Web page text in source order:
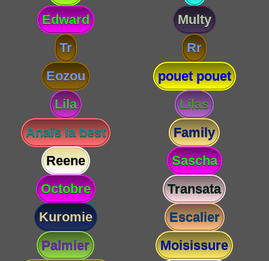
Edward
Multy
Tr
Rr
Eozou
pouet pouet
Lila
Lilas
Anaïs la best
Family
Reene
Sascha
Octobre
Transata
Kuromie
Escalier
Palmier
Moisissure